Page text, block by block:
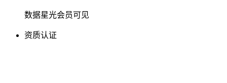
数据星光会员可见
资质认证